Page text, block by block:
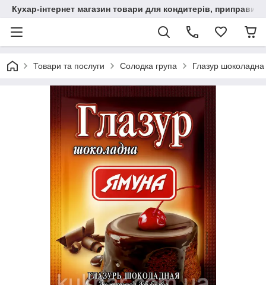
Кухар-інтернет магазин товари для кондитерів, приправи,
Товари та послуги Солодка група Глазур шоколадна